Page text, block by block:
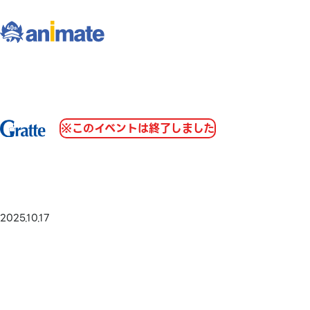
※このイベントは終了しました
2025.10.17